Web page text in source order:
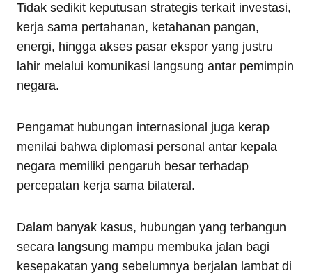
Tidak sedikit keputusan strategis terkait investasi,
kerja sama pertahanan, ketahanan pangan,
energi, hingga akses pasar ekspor yang justru
lahir melalui komunikasi langsung antar pemimpin
negara.
Pengamat hubungan internasional juga kerap
menilai bahwa diplomasi personal antar kepala
negara memiliki pengaruh besar terhadap
percepatan kerja sama bilateral.
Dalam banyak kasus, hubungan yang terbangun
secara langsung mampu membuka jalan bagi
kesepakatan yang sebelumnya berjalan lambat di